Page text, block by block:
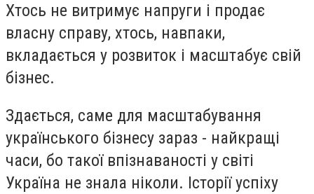
Хтось не витримує напруги і продає
власну справу, хтось, навпаки,
вкладається у розвиток і масштабує свій
бізнес.
Здається, саме для масштабування
українського бізнесу зараз - найкращі
часи, бо такої впізнаваності у світі
Україна не знала ніколи. Історії успіху